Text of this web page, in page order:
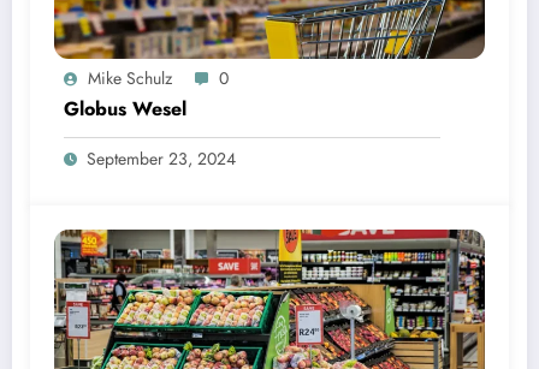
Mike Schulz 0
Globus Wesel
September 23, 2024